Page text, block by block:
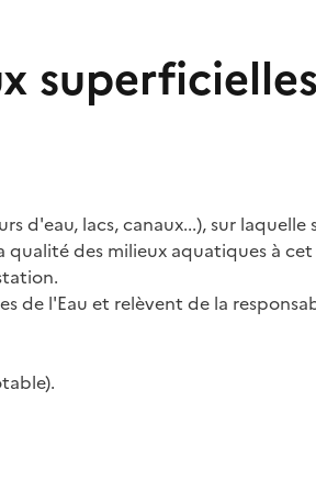
d'eau, lacs, canaux...), sur
des milieux aquatiques à
de l'Eau et relèvent de la